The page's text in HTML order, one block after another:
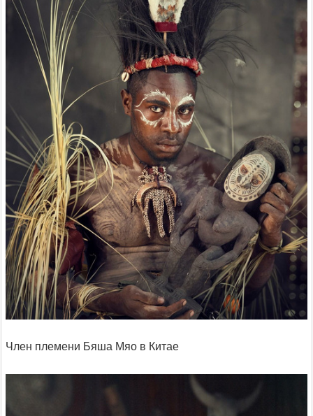
Член племени Бяша Мяо в Китае